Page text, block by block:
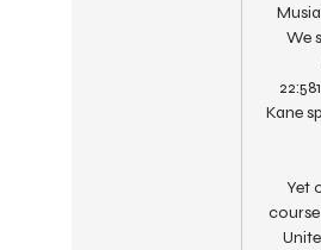
We
Kane
Yet